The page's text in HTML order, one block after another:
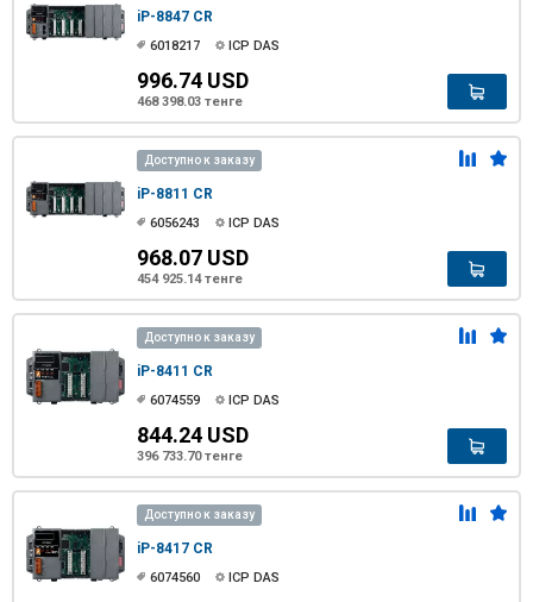
iP-8847 CR
6018217 ICP DAS
996.74 USD
468 398.03 тенге
Доступно к заказу
iP-8811 CR
6056243 ICP DAS
968.07 USD
454 925.14 тенге
Доступно к заказу
iP-8411 CR
6074559 ICP DAS
844.24 USD
396 733.70 тенге
Доступно к заказу
iP-8417 CR
6074560 ICP DAS